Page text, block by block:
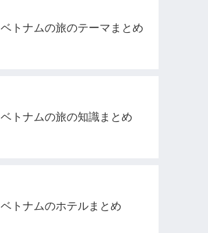
ベトナムの旅のテーマまとめ
ベトナムの旅の知識まとめ
ベトナムのホテルまとめ